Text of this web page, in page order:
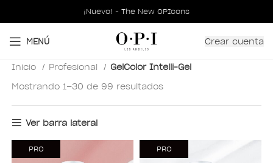
¡Nuevo! - The New OPIcons
MENÚ Crear cuenta
Inicio Profesional
GelColor Intelli-Gel
Mostrando 1–30 de 99 resultados
Ver barra lateral
PRO PRO